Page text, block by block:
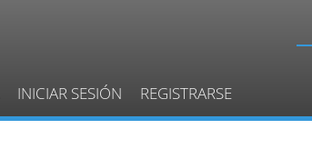
INICIAR SESIÓN REGISTRARSE